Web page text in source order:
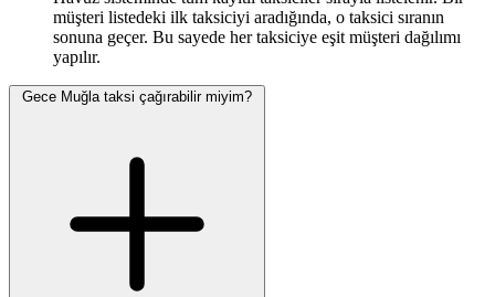
müşteri listedeki ilk taksiciyi aradığında, o taksici sıranın
sonuna geçer. Bu sayede her taksiciye eşit müşteri dağılımı
yapılır.
Gece Muğla taksi çağırabilir miyim?